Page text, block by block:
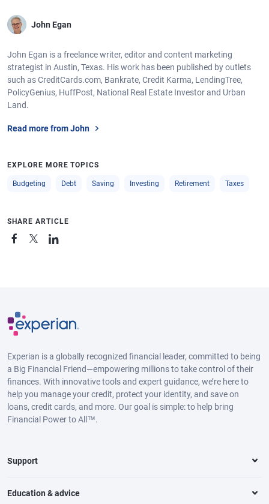
John Egan
John Egan is a freelance writer, editor and content marketing
strategist in Austin, Texas. His work has been published by outlets
such as CreditCards.com, Bankrate, Credit Karma, LendingTree,
PolicyGenius, HuffPost, National Real Estate Investor and Urban
Land.
Read more from John
EXPLORE MORE TOPICS
Budgeting Debt Saving Investing Retirement Taxes
SHARE ARTICLE
Experian is a globally recognized financial leader, committed to being
a Big Financial Friend—empowering millions to take control of their
finances. With innovative tools and expert guidance, we’re here to
help you manage your credit, protect your identity, and save on
loans, credit cards, and more. Our goal is simple: to help bring
Financial Power to All™.
Support
Education & advice